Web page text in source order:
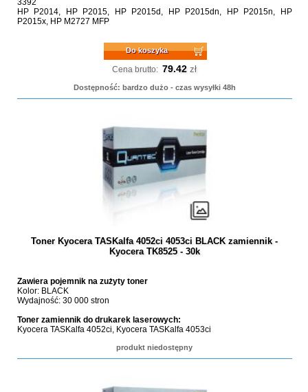
3392
HP P2014, HP P2015, HP P2015d, HP P2015dn, HP P2015n, HP
P2015x, HP M2727 MFP
Do koszyka
Cena brutto: 79.42 zł
Dostępność: bardzo dużo - czas wysyłki 48h
Toner Kyocera TASKalfa 4052ci 4053ci BLACK zamiennik -
Kyocera TK8525 - 30k
Zawiera pojemnik na zużyty toner
Kolor: BLACK
Wydajność: 30 000 stron
Toner zamiennik do drukarek laserowych:
Kyocera TASKalfa 4052ci, Kyocera TASKalfa 4053ci
produkt niedostępny